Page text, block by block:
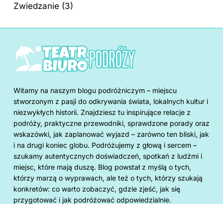
Zwiedzanie (3)
Witamy na naszym blogu podróżniczym – miejscu
stworzonym z pasji do odkrywania świata, lokalnych kultur i
niezwykłych historii. Znajdziesz tu inspirujące relacje z
podróży, praktyczne przewodniki, sprawdzone porady oraz
wskazówki, jak zaplanować wyjazd – zarówno ten bliski, jak
i na drugi koniec globu. Podróżujemy z głową i sercem –
szukamy autentycznych doświadczeń, spotkań z ludźmi i
miejsc, które mają duszę. Blog powstał z myślą o tych,
którzy marzą o wyprawach, ale też o tych, którzy szukają
konkretów: co warto zobaczyć, gdzie zjeść, jak się
przygotować i jak podróżować odpowiedzialnie.